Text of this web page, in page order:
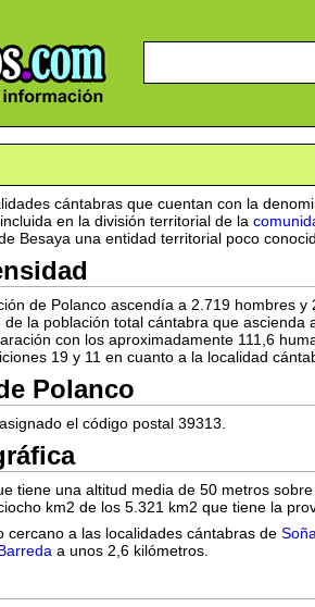
cántabras que cuentan con la
en la división territorial de la
Besaya una entidad territorial poco
de Polanco ascendía a 2.719 hombres
de la población total cántabra que ascienda
con los aproximadamente 111,6
19 y 11 en cuanto a la localidad
Polanco
el código postal 39313.
tiene una altitud media de 50 metros
km2 de los 5.321 km2 que tiene la
cercano a las localidades cántabras de Soña
a unos 2,6 kilómetros.